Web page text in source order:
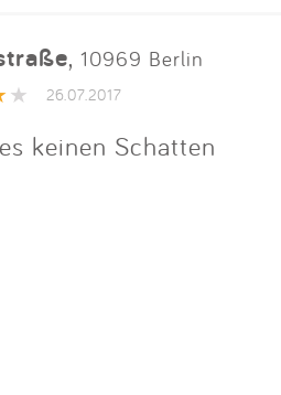
App
Blog
, 10969 Berlin
26.07.2017
keinen Schatten